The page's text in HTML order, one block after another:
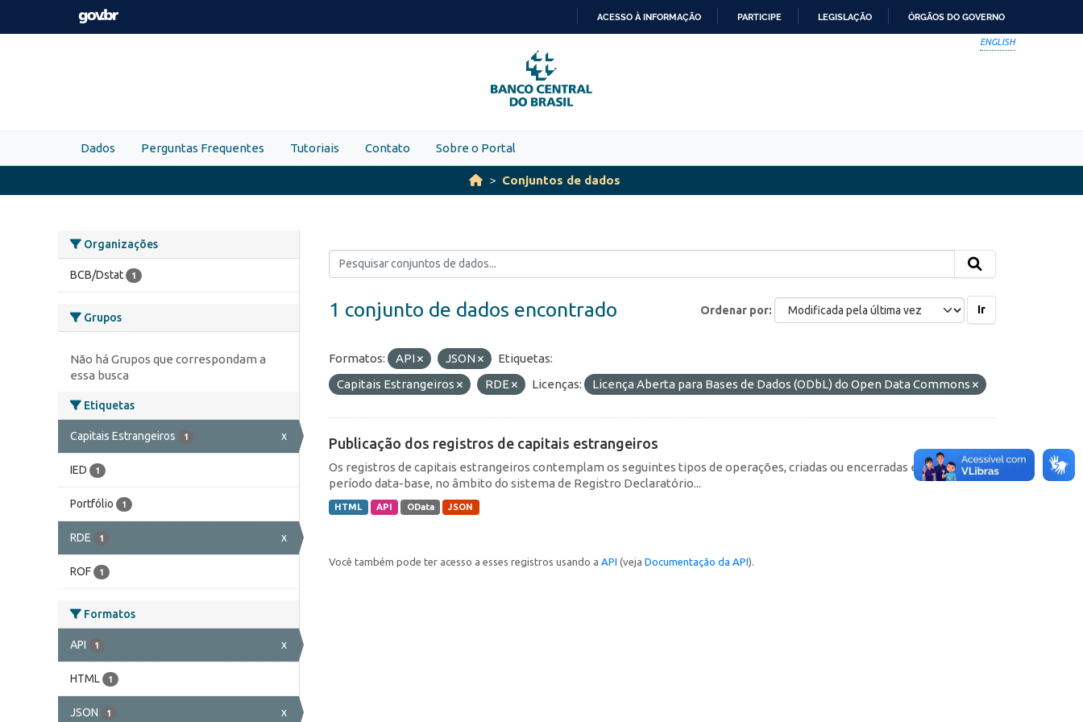
Skip to main content
PARA
O
CONTEÚDO
ACESSO À INFORMAÇÃO PARTICIPE LEGISLAÇÃO ÓRGÃOS DO GOVERNO
ENGLISH
Dados Perguntas Frequentes Tutoriais Contato Sobre o Portal
Conjuntos de dados
Organizações
BCB/Dstat 1
Grupos
Não há Grupos que correspondam a
essa busca
Etiquetas
Capitais Estrangeiros 1 x
IED 1
Portfólio 1
RDE 1 x
ROF 1
Formatos
API 1 x
HTML 1
JSON 1 x
Ordenar por Ir
1 conjunto de dados encontrado
Formatos: API JSON
Etiquetas:
Capitais Estrangeiros
RDE Licenças: Licença Aberta para Bases de Dados (ODbL) do Open Data Commons
Publicação dos registros de capitais estrangeiros
Os registros de capitais estrangeiros contemplam os seguintes tipos de operações, criadas ou encerradas em cada
período data-base, no âmbito do sistema de Registro Declaratório...
HTML API OData JSON
Você também pode ter acesso a esses registros usando a API (veja Documentação da API).